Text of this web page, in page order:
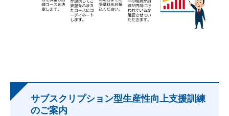
サブスクリプション型生産性向上支援訓練
のご案内